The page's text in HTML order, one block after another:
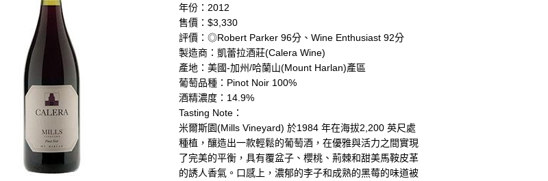
年份：2012
售價：$3,330
評價：◎Robert Parker 96分、Wine Enthusiast 92分
製造商：凱蕾拉酒莊(Calera Wine)
產地：美國-加州/哈蘭山(Mount Harlan)產區
葡萄品種：Pinot Noir 100%
酒精濃度：14.9%
Tasting Note：
米爾斯園(Mills Vineyard) 於1984 年在海拔2,200 英尺處
種植，釀造出一款輕鬆的葡萄酒，在優雅與活力之間實現
了完美的平衡，具有覆盆子、櫻桃、荊棘和甜美馬鞍皮革
的誘人香氣。口感上，濃郁的李子和成熟的黑莓的味道被